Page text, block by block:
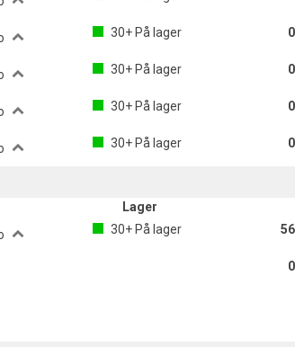
30+På lager
30+På lager
30+På lager
30+På lager
Lager
30+På lager